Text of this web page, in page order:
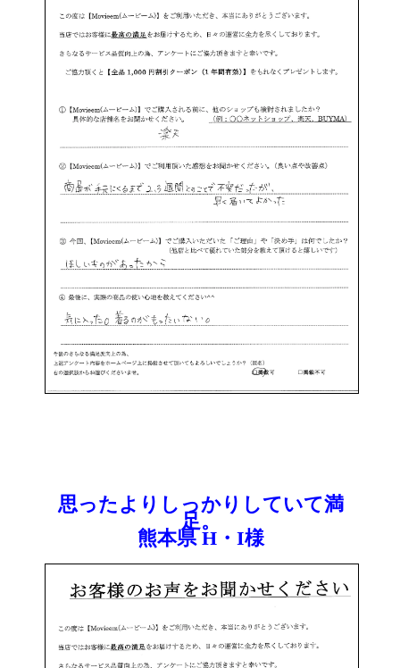
思ったよりしっかりしていて満
足。
熊本県 H・I様